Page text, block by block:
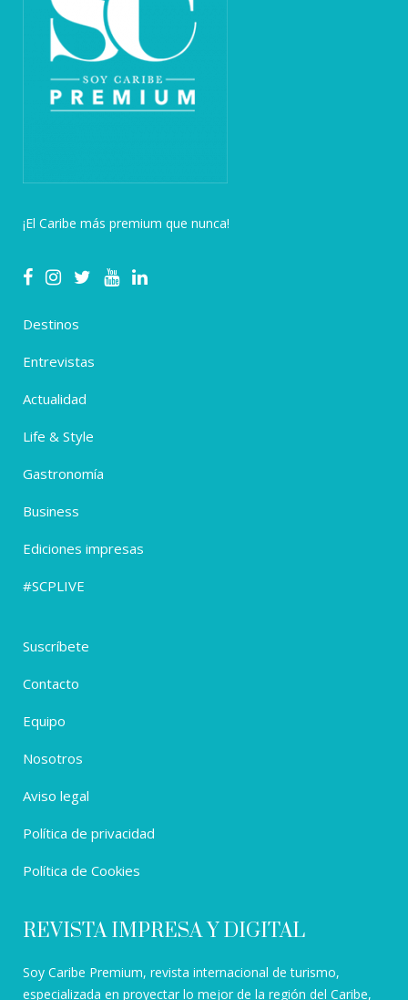
¡El Caribe más premium que nunca!
Destinos
Entrevistas
Actualidad
Life & Style
Gastronomía
Business
Ediciones impresas
#SCPLIVE
Suscríbete
Contacto
Equipo
Nosotros
Aviso legal
Política de privacidad
Política de Cookies
REVISTA IMPRESA Y DIGITAL
Soy Caribe Premium, revista internacional de turismo,
especializada en proyectar lo mejor de la región del Caribe,